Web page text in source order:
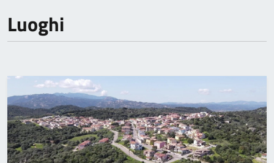
Luoghi